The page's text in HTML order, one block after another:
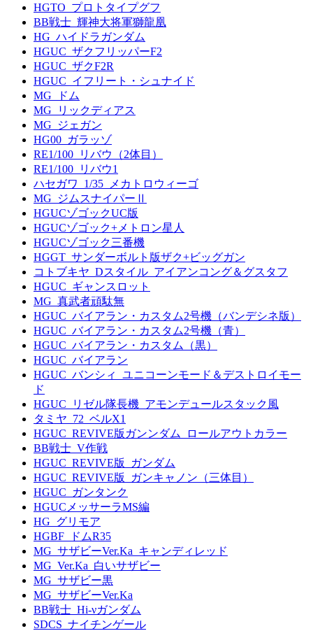
HGTO_プロトタイプグフ
BB戦士_輝神大将軍獅龍凰
HG_ハイドラガンダム
HGUC_ザクフリッパーF2
HGUC_ザクF2R
HGUC_イフリート・シュナイド
MG_ドム
MG_リックディアス
MG_ジェガン
HG00_ガラッゾ
RE1/100_リバウ（2体目）
RE1/100_リバウ1
ハセガワ_1/35_メカトロウィーゴ
MG_ジムスナイパーⅡ
HGUCゾゴックUC版
HGUCゾゴック+メトロン星人
HGUCゾゴック三番機
HGGT_サンダーボルト版ザク+ビッグガン
コトブキヤ_Dスタイル_アイアンコング＆グスタフ
HGUC_ギャンスロット
MG_真武者頑駄無
HGUC_バイアラン・カスタム2号機（バンデシネ版）
HGUC_バイアラン・カスタム2号機（青）
HGUC_バイアラン・カスタム（黒）
HGUC_バイアラン
HGUC_バンシィ_ユニコーンモード＆デストロイモー
ド
HGUC_リゼル隊長機_アモンデュールスタック風
タミヤ_72_ベルX1
HGUC_REVIVE版ガンンダム_ロールアウトカラー
BB戦士_V作戦
HGUC_REVIVE版_ガンダム
HGUC_REVIVE版_ガンキャノン（三体目）
HGUC_ガンタンク
HGUCメッサーラMS編
HG_グリモア
HGBF_ドムR35
MG_サザビーVer.Ka_キャンディレッド
MG_Ver.Ka_白いサザビー
MG_サザビー黒
MG_サザビーVer.Ka
BB戦士_Hi-νガンダム
SDCS_ナイチンゲール